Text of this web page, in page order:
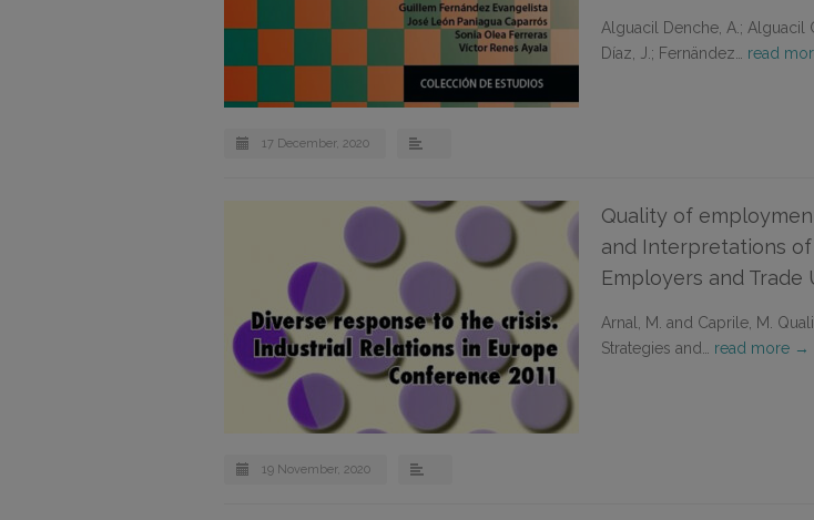
Alguacil Denche, A.; Alguacil
Díaz, J.; Fernändez… read
17 December, 2020
Quality of
and Interpretations of
Employers and Trade
Arnal, M. and Caprile, M.
Strategies and… read more →
19 November, 2020